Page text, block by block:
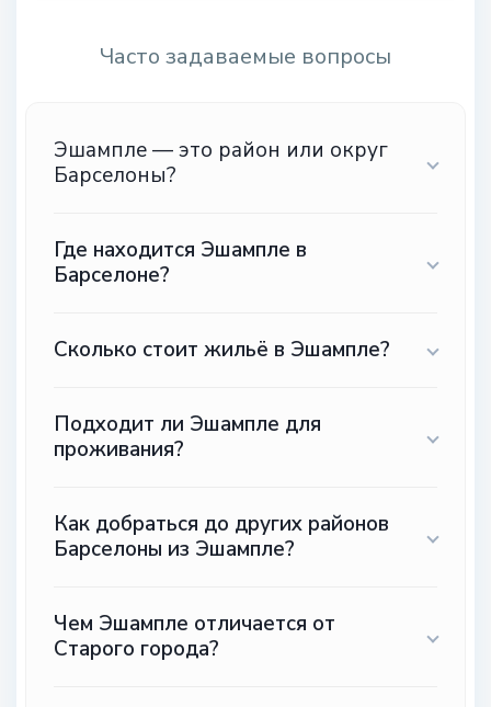
Часто задаваемые вопросы
Эшампле — это район или округ
Барселоны?
Где находится Эшампле в
Барселоне?
Сколько стоит жильё в Эшампле?
Подходит ли Эшампле для
проживания?
Как добраться до других районов
Барселоны из Эшампле?
Чем Эшампле отличается от
Старого города?